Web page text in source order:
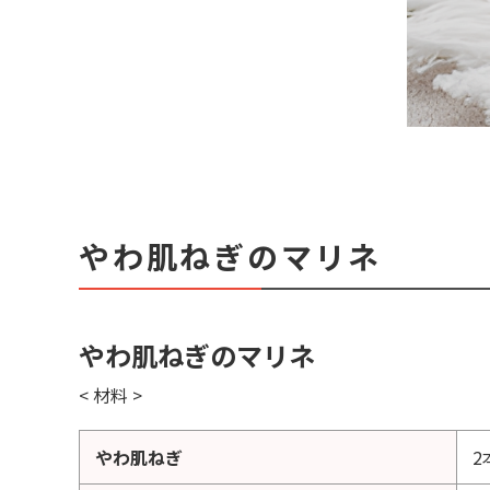
やわ肌ねぎのマリネ
やわ肌ねぎのマリネ
< 材料 >
やわ肌ねぎ 2